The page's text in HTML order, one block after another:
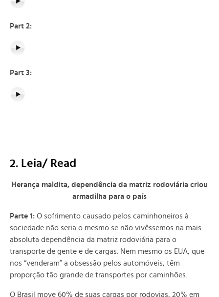
Part 2:
Part 3:
2. Leia/ Read
Herança maldita, dependência da matriz rodoviária criou
armadilha para o país
Parte 1: O sofrimento causado pelos caminhoneiros à
sociedade não seria o mesmo se não vivêssemos na mais
absoluta dependência da matriz rodoviária para o
transporte de gente e de cargas. Nem mesmo os EUA, que
nos “venderam” a obsessão pelos automóveis, têm
proporção tão grande de transportes por caminhões.
O Brasil move 60% de suas cargas por rodovias, 20% em